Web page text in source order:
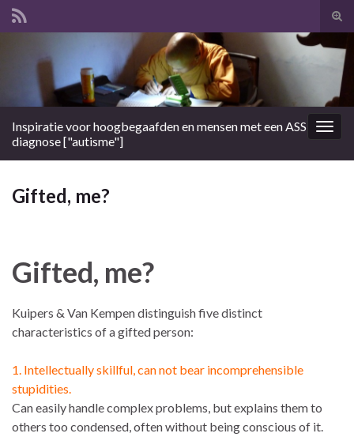
Search for:
Inspiratie voor hoogbegaafden en mensen met een ASS
diagnose ["autisme"]
Gifted, me?
Gifted, me?
Kuipers & Van Kempen distinguish five distinct
characteristics of a gifted person:
1. Intellectually skillful, can not bear incomprehensible
stupidities.
Can easily handle complex problems, but explains them to
others too condensed, often without being conscious of it.